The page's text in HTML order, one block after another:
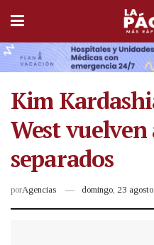
Kim
West vuelven
separados
porAgencias domingo, 23